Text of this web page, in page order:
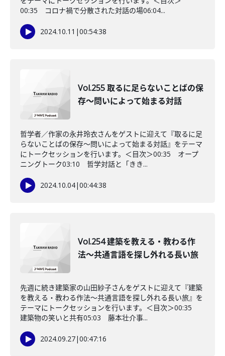
00:35 コロナ禍で分散された対話の場06:04...
2024.10.11 |00:54:38
Vol.255 取るに足らないことばの保
存～問いによって始まる対話
哲学者／作家の永井玲衣さんをゲストに迎えて『取るに足
らないことばの保存～問いによって始まる対話』をテーマ
にトークセッションを行います。＜目次＞00:35 オープ
ニングトーク03:10 哲学対話と「きき...
2024.10.04|00:44:38
Vol.254 建築を教える・教わる作
法〜共通言語を探し外れる長い旅
先週に続き建築家の山田紗子さんをゲストに迎えて『建築
を教える・教わる作法〜共通言語を探し外れる長い旅』を
テーマにトークセッションを行います。＜目次＞00:35
建築物の笑いと共有05:03 藤本壮介事...
2024.09.27|00:47:16